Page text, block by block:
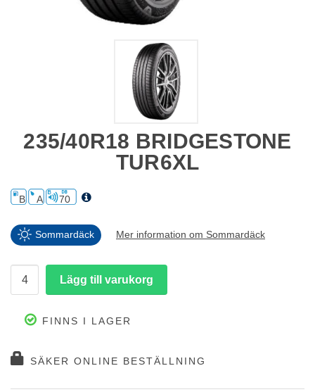
235/40R18 BRIDGESTONE
TUR6XL
B A 70
Sommardäck Mer information om Sommardäck
FINNS I LAGER
SÄKER ONLINE BESTÄLLNING